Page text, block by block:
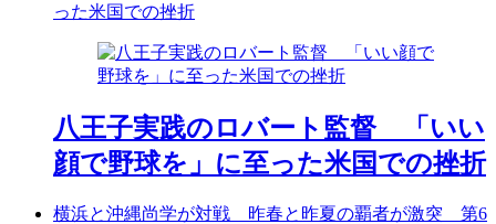
った米国での挫折
八王子実践のロバート監督 「いい
顔で野球を」に至った米国での挫折
横浜と沖縄尚学が対戦 昨春と昨夏の覇者が激突 第6